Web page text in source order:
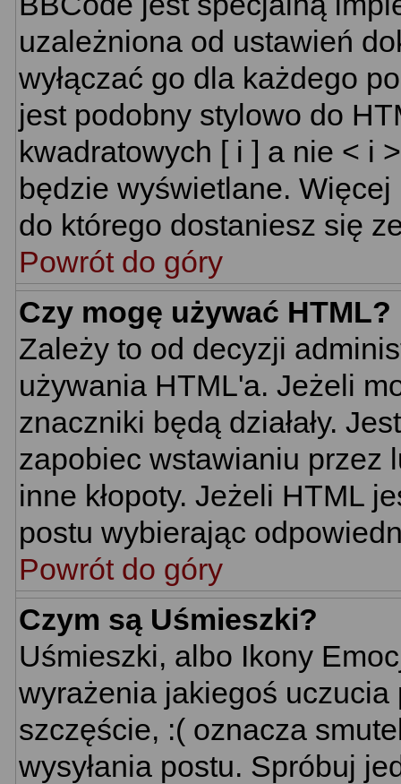
uzależniona od ustawień
wyłączać go dla każdego
jest podobny stylowo do
kwadratowych [ i ] a nie < i
będzie wyświetlane.
do którego dostaniesz się
Powrót do góry
Czy mogę używać HTML?
Zależy to od decyzji
używania HTML'a. Jeżeli
znaczniki będą działały.
zapobiec wstawianiu przez
inne kłopoty. Jeżeli HTML
postu wybierając
Powrót do góry
Czym są Uśmieszki?
Uśmieszki, albo Ikony
wyrażenia jakiegoś
szczęście, :( oznacza
wysyłania postu. Spróbuj